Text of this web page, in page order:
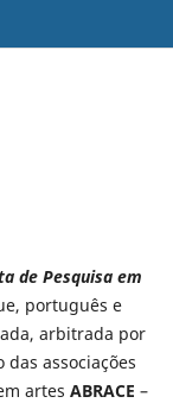
de Pesquisa em
português e
arbitrada por
associações
artes ABRACE –